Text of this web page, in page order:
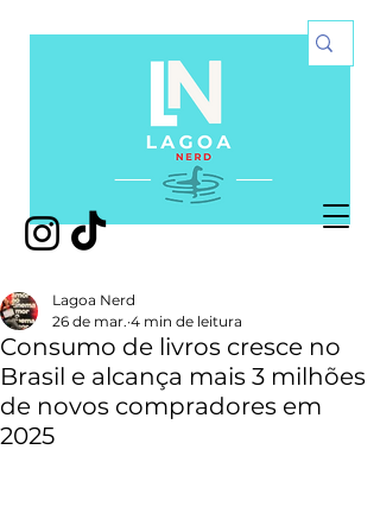
Consumo de livros cresce no
Brasil e alcança mais 3 milhões
de novos compradores em
2025
Lagoa Nerd
26 de mar. 4 min de leitura